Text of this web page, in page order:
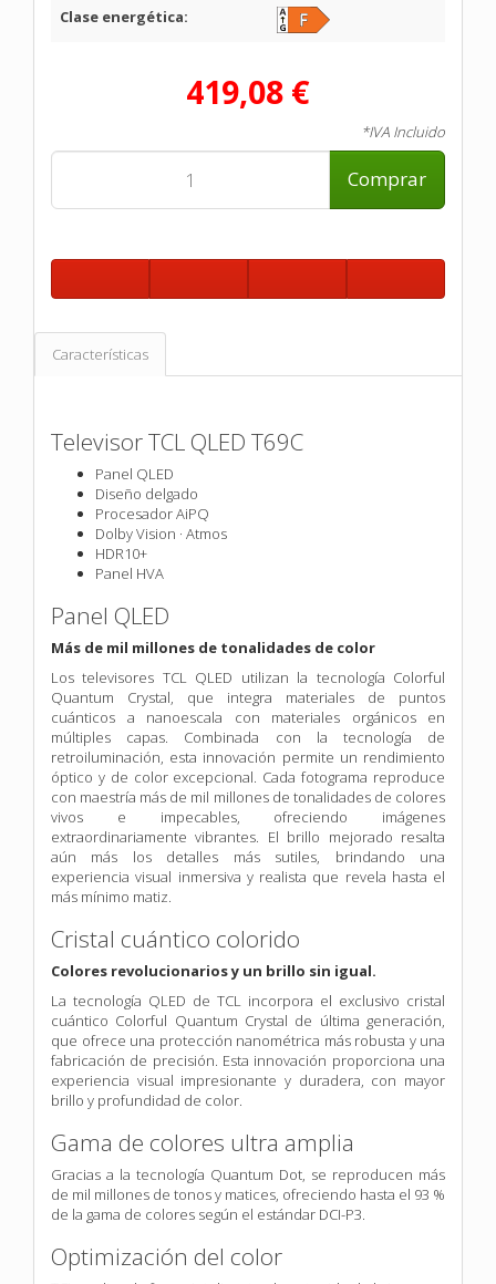
Clase energética:
419,08 €
*IVA Incluido
Comprar
Características
Televisor TCL QLED T69C
Panel QLED
Diseño delgado
Procesador AiPQ
Dolby Vision · Atmos
HDR10+
Panel HVA
Panel QLED
Más de mil millones de tonalidades de color
Los televisores TCL QLED utilizan la tecnología Colorful
Quantum Crystal, que integra materiales de puntos
cuánticos a nanoescala con materiales orgánicos en
múltiples capas. Combinada con la tecnología de
retroiluminación, esta innovación permite un rendimiento
óptico y de color excepcional. Cada fotograma reproduce
con maestría más de mil millones de tonalidades de colores
vivos e impecables, ofreciendo imágenes
extraordinariamente vibrantes. El brillo mejorado resalta
aún más los detalles más sutiles, brindando una
experiencia visual inmersiva y realista que revela hasta el
más mínimo matiz.
Cristal cuántico colorido
Colores revolucionarios y un brillo sin igual.
La tecnología QLED de TCL incorpora el exclusivo cristal
cuántico Colorful Quantum Crystal de última generación,
que ofrece una protección nanométrica más robusta y una
fabricación de precisión. Esta innovación proporciona una
experiencia visual impresionante y duradera, con mayor
brillo y profundidad de color.
Gama de colores ultra amplia
Gracias a la tecnología Quantum Dot, se reproducen más
de mil millones de tonos y matices, ofreciendo hasta el 93 %
de la gama de colores según el estándar DCI-P3.
Optimización del color